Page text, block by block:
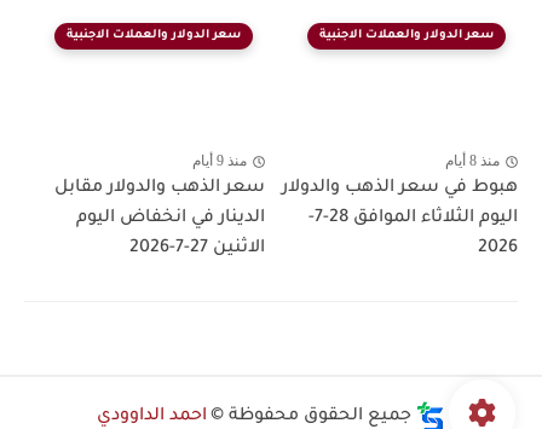
سعر الدولار والعملات الاجنبية
منذ 8 أيام
هبوط في سعر الذهب والدولار
اليوم الثلاثاء الموافق 28-7-
2026
سعر الدولار والعملات الاجنبية
منذ 9 أيام
سعر الذهب والدولار مقابل
الدينار في انخفاض اليوم
الاثنين 27-7-2026
جميع الحقوق محفوظة © احمد الداوودي